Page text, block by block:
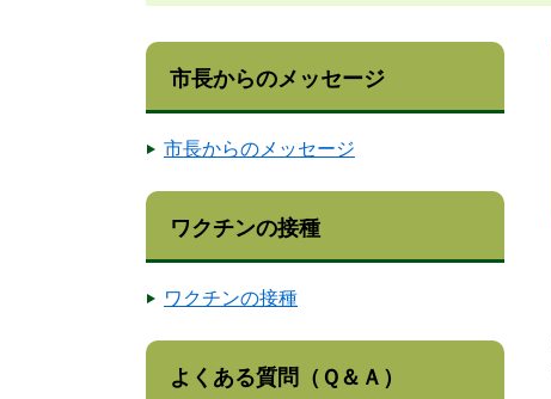
市長からのメッセージ
市長からのメッセージ
ワクチンの接種
ワクチンの接種
よくある質問（Ｑ＆Ａ）